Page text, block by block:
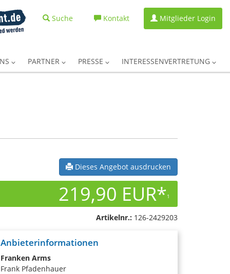
Suche Kontakt Mitglieder Login
PARTNER PRESSE INTERESSENVERTRETUNG
Dieses Angebot ausdrucken
219,90 EUR*1
Artikelnr.: 126-2429203
Anbieterinformationen
Franken Arms
Frank Pfadenhauer